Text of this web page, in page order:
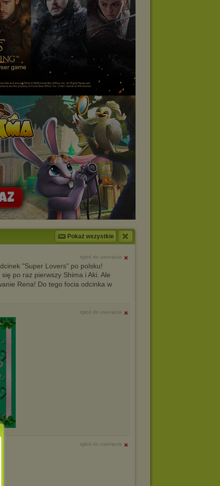
Pokaż wszystkie
zgłoś do usunięcia
"Super Lovers" po polsku!
po raz pierwszy Shima i Aki. Ale
Rena! Do tego focia odcinka w
zgłoś do usunięcia
zgłoś do usunięcia